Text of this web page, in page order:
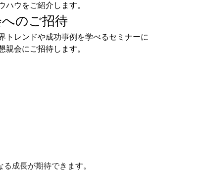
ハウをご紹介します。
のご招待
トレンドや成功事例を学べるセミナーに
親会にご招待します。
成長が期待できます。